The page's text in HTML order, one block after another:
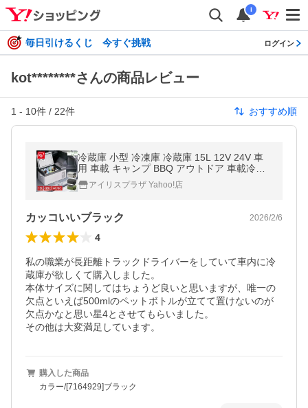
i
毎日引けるくじ 今すぐ挑戦 ログイン
kot********さんの商品レビュー
1 - 10件 / 22件 おすすめ順
冷蔵庫 小型 冷凍庫 冷蔵庫 15L 12V 24V 車
用 車載 キャンプ BBQ アウトドア 車載冷凍
庫 車載用冷蔵庫 ポータブル冷蔵庫 PCR-15U
アイリスプラザ Yahoo!店
カッコいいブラック 2026/2/6
4
私の職業が長距離トラックドライバーをしていて車内に冷
蔵庫が欲しくて購入しました。
本体サイズに関してはちょうど良いと思いますが、唯一の
欠点といえば500mlのペットボトルが立てて置けないのが
欠点かなと思い星4とさせてもらいました。
その他は大変満足しています。
購入した商品
カラー/[7164929]ブラック